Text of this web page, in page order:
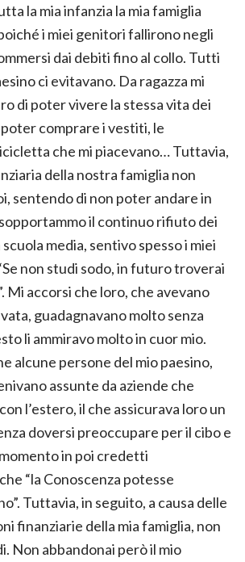
la mia infanzia la mia famiglia
i miei genitori fallirono negli
dai debiti fino al collo. Tutti
ci evitavano. Da ragazza mi
di poter vivere la stessa vita dei
comprare i vestiti, le
che mi piacevano… Tuttavia,
della nostra famiglia non
sentendo di non poter andare in
il continuo rifiuto dei
media, sentivo spesso i miei
non studi sodo, in futuro troverai
Mi accorsi che loro, che avevano
guadagnavano molto senza
li ammiravo molto in cuor mio.
alcune persone del mio paesino,
assunte da aziende che
l’estero, il che assicurava loro un
doversi preoccupare per il cibo e
in poi credetti
“la Conoscenza potesse
Tuttavia, in seguito, a causa delle
finanziarie della mia famiglia, non
Non abbandonai però il mio